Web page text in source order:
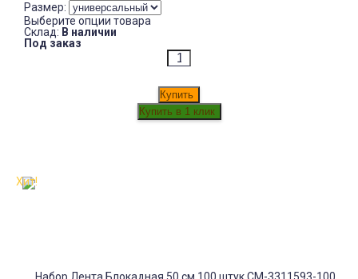
Размер:
Выберите опции товара
Склад: В наличии
Под заказ
Купить
Хит!